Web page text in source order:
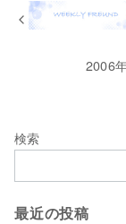
2006
検索
最近の投稿